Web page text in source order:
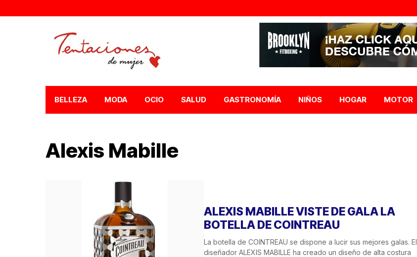
BELLEZA MODA OCIO SALUD GASTRONOMÍA NIÑOS HOGAR MOTOR
Alexis Mabille
ALEXIS MABILLE VISTE DE GALA LA
BOTELLA DE COINTREAU
La botella de COINTREAU se dispone a lucir sus mejores galas. El
diseñador ALEXIS MABILLE ha creado un diseño de alta costura